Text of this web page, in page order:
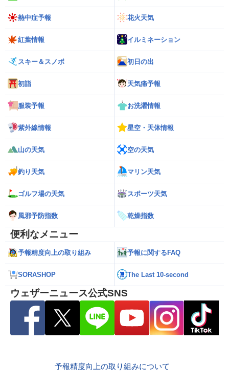
熱中症予報 花火天気
紅葉情報 イルミネーション
スキー＆スノボ 初日の出
初詣 天気痛予報
服装予報 お洗濯情報
紫外線情報 星空・天体情報
山の天気 空の天気
釣り天気 マリン天気
ゴルフ場の天気 スポーツ天気
風邪予防指数 乾燥指数
便利なメニュー
予報精度向上の取り組み 予報に関するFAQ
SORASHOP The Last 10-second
ウェザーニュース公式SNS
予報精度向上の取り組みについて